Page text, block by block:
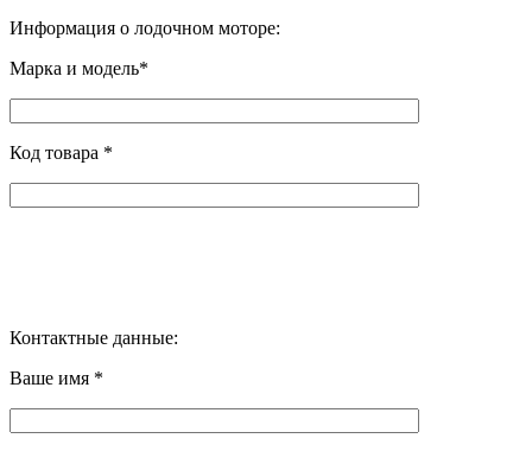
Информация о лодочном моторе:
Марка и модель*
Код товара *
Контактные данные:
Ваше имя *